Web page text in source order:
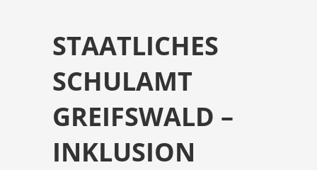
STAATLICHES
SCHULAMT
GREIFSWALD –
INKLUSION